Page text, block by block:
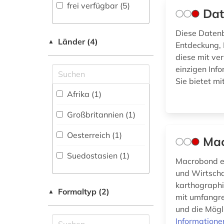
Geschichte (0)
Geschichte der
Gesundheitswissenschaften
(0)
Informatik (0)
Klassische
Philologie.
Byzantinistik.
Philologie. Neulatein (0)
nordirland. statistics
personenbezogene
daten (1)
philippinen (1)
raumdaten (1)
statistiken (1)
(1
(0
Portal (5 )
Sammlung Nicht-
Textueller-Materialien
(0
(1
Enzyklopädie,
Nachschlagwerk (0
Zeitung (0
frei verfügbar (5)
▲ Länder (4)
Afrika (1)
Großbritannien (1)
Oesterreich (1)
Suedostasien (1)
▲ Formaltyp (2)
Diese
diese mit
einzigen
Sie bietet
Macrobond
und
mit
und die